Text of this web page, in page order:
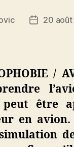
Date20 août
/
peut être
en